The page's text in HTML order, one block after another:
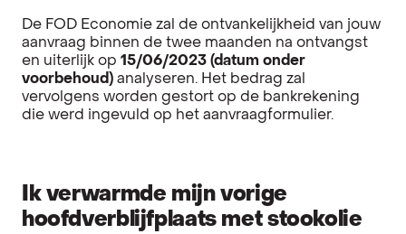
De FOD Economie zal de ontvankelijkheid van jouw
aanvraag binnen de twee maanden na ontvangst
en uiterlijk op 15/06/2023 (datum onder
voorbehoud) analyseren. Het bedrag zal
vervolgens worden gestort op de bankrekening
die werd ingevuld op het aanvraagformulier.
Ik verwarmde mijn vorige
hoofdverblijfplaats met stookolie